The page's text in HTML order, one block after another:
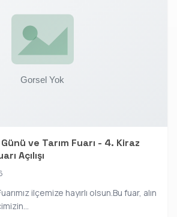
ve Tarım Fuarı - 4. Kiraz
Açılışı
ilçemize hayırlı olsun.Bu fuar, alın